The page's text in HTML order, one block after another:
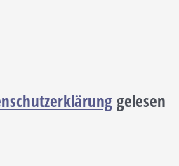
gelesen